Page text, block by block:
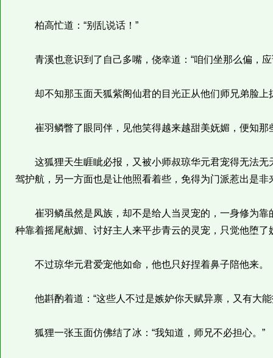
柏高忙道：“别乱说话！”
青溪也意识到了自己多嘴，侥幸道：“咱们坐那么偏，应
却不知那玉面天狐紫阁仙君的目光正从他们师兄弟脸上
崔羽鳞瞥了眼同伴，见他笑得越来越甜美妩媚，便知那
这狐狸天生睚眦必报，又被小师叔琼华元君宠得无法无
驾护航，另一方面也是让他照看着些，免得为门派惹出是非
崔羽鳞虽然是凤族，却不是给人当灵宠的，一身修为靠
种靠着摇尾献媚、讨好主人来平步青云的灵宠，只觉他堕了
不过琼华元君爱宠他如命，他也只好捏着鼻子陪他来。
他斟酌着道：“这些人不过是嫉妒你天赋异禀，又有大能
狐狸一张玉面仿佛结了冰：“我知道，师兄不必担心。”